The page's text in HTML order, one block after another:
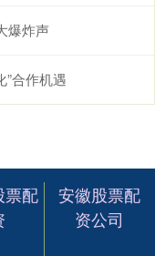
爆炸声
”合作机遇
票配
安徽股票配
资公司